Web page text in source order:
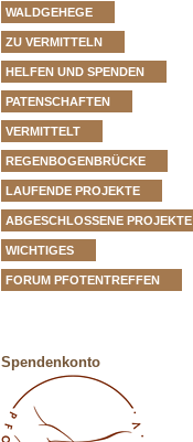
WALDGEHEGE
ZU VERMITTELN
HELFEN UND SPENDEN
PATENSCHAFTEN
VERMITTELT
REGENBOGENBRÜCKE
LAUFENDE PROJEKTE
ABGESCHLOSSENE PROJEKTE
WICHTIGES
FORUM PFOTENTREFFEN
Spendenkonto